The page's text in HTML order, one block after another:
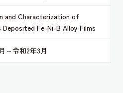
and Characterization of
Deposited Fe-Ni-B Alloy Films
～令和2年3月